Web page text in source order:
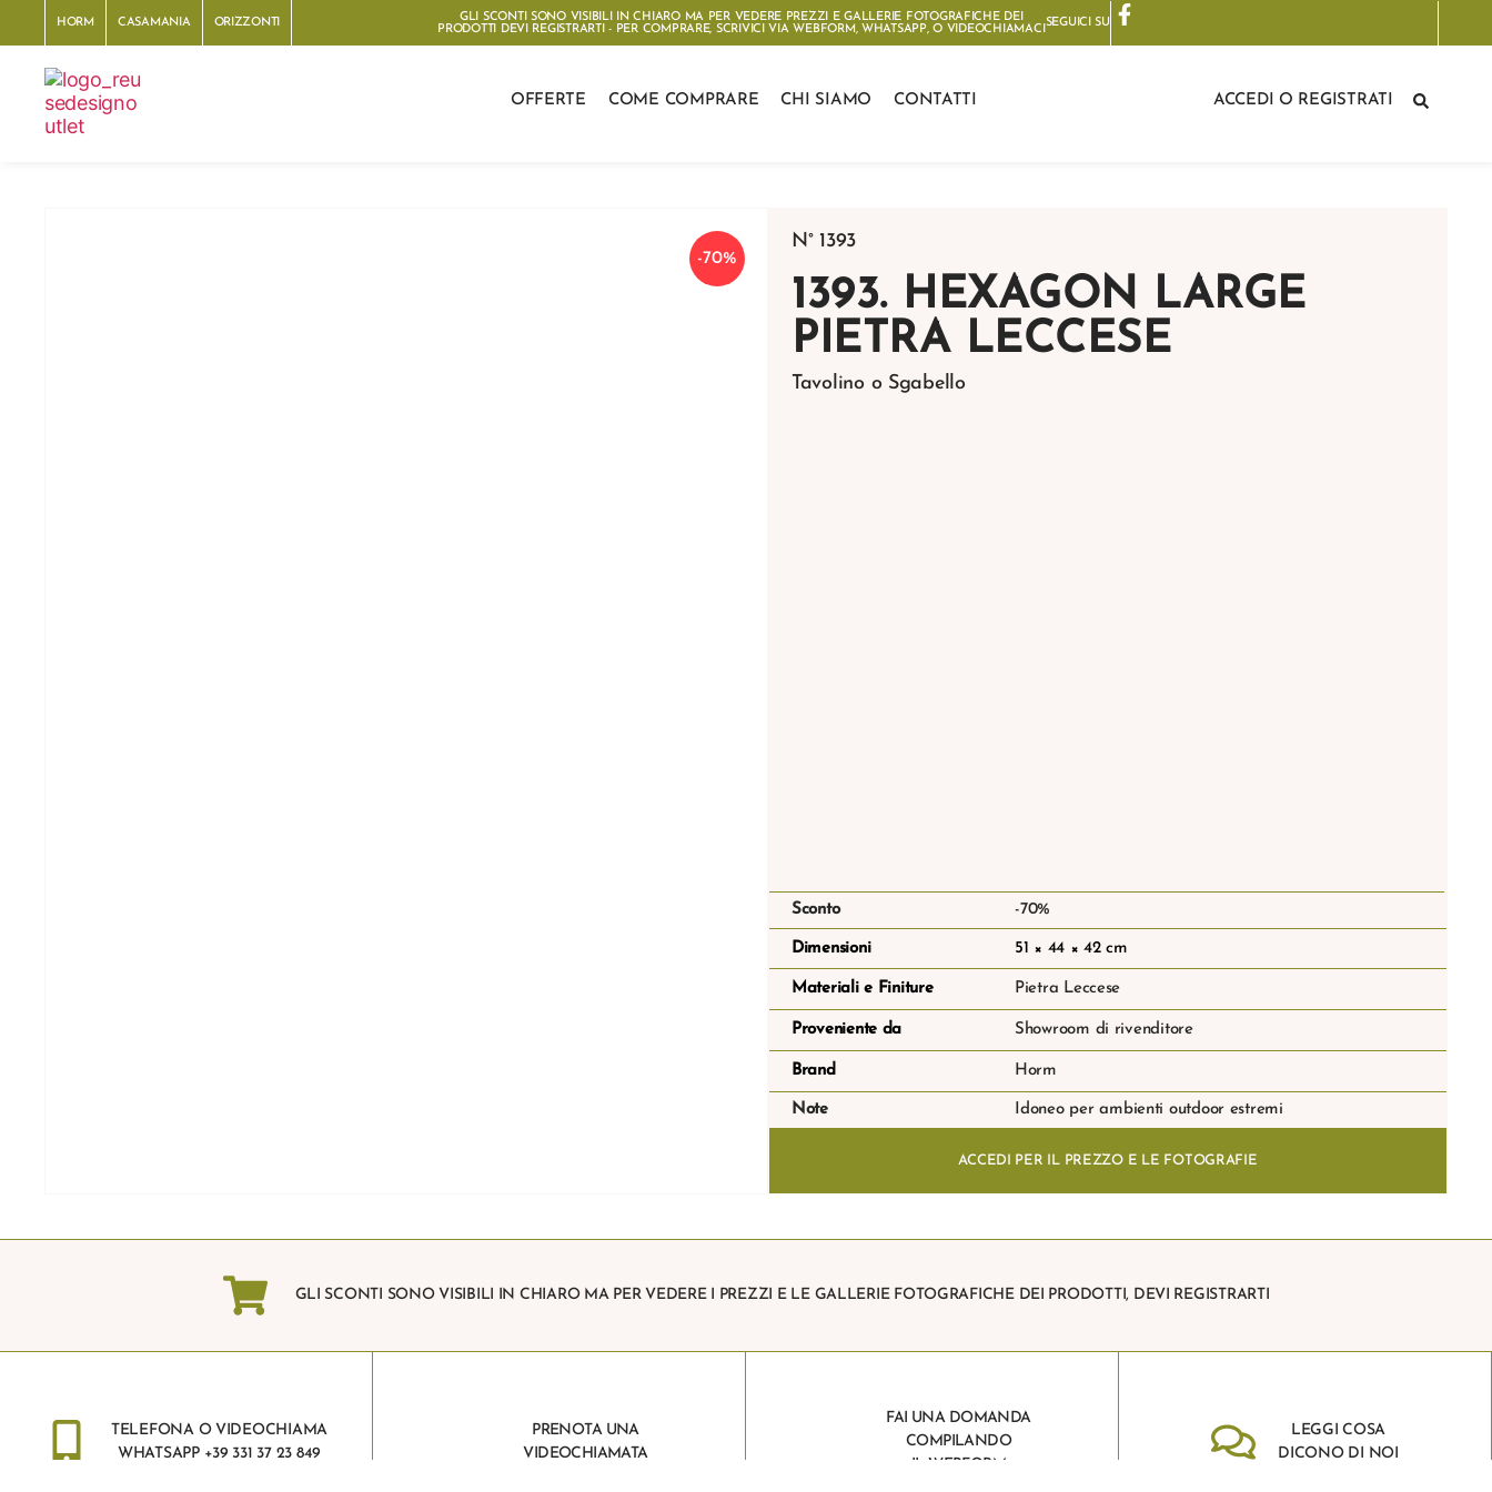
HORM CASAMANIA ORIZZONTI
GLI SCONTI SONO VISIBILI IN CHIARO MA PER VEDERE PREZZI E GALLERIE FOTOGRAFICHE DEI
PRODOTTI DEVI REGISTRARTI - PER COMPRARE, SCRIVICI VIA WEBFORM, WHATSAPP, O VIDEOCHIAMACI
SEGUICI SU
OFFERTE COME COMPRARE CHI SIAMO CONTATTI ACCEDI O REGISTRATI
-70%
N° 1393
1393. HEXAGON LARGE
PIETRA LECCESE
Tavolino o Sgabello
Sconto -70%
Dimensioni 51 × 44 × 42 cm
Materiali e Finiture Pietra Leccese
Proveniente da Showroom di rivenditore
Brand Horm
Note Idoneo per ambienti outdoor estremi
ACCEDI PER IL PREZZO E LE FOTOGRAFIE
GLI SCONTI SONO VISIBILI IN CHIARO MA PER VEDERE I PREZZI E LE GALLERIE FOTOGRAFICHE DEI PRODOTTI, DEVI REGISTRARTI
TELEFONA O VIDEOCHIAMA
WHATSAPP +39 331 37 23 849
PRENOTA UNA
VIDEOCHIAMATA
FAI UNA DOMANDA
COMPILANDO
IL WEBFORM
LEGGI COSA
DICONO DI NOI